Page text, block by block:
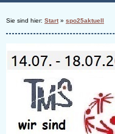
Sie sind hier: Start» spo25aktuell